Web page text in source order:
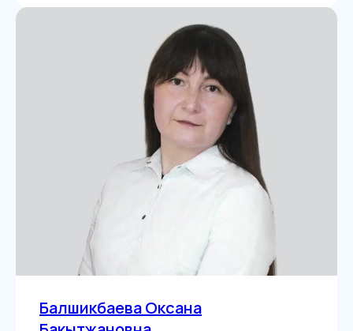
Балшикбаева Оксана